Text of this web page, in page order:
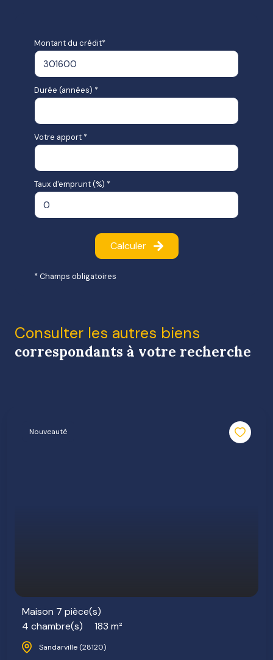
Montant du crédit*
Durée (années) *
Votre apport *
Taux d'emprunt (%) *
Calculer
* Champs obligatoires
Consulter les autres biens
correspondants à votre recherche
Nouveauté
Maison 7 pièce(s)
4 chambre(s)
183 m²
Sandarville (28120)